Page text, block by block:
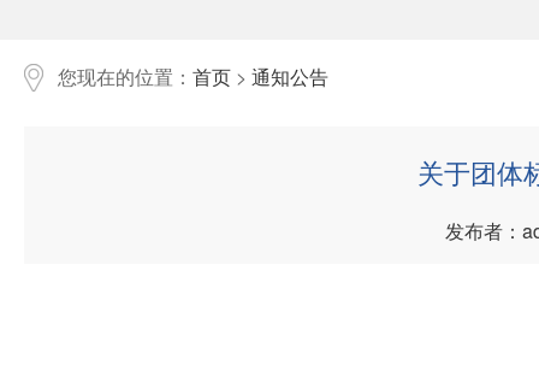
您现在的位置： 首页 > 通知公告
关于团体
发布者：